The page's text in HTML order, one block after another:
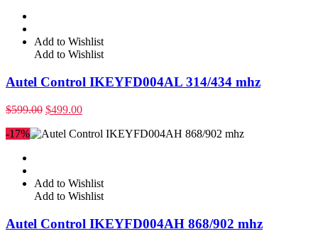
Add to Wishlist
Add to Wishlist
Autel Control IKEYFD004AL 314/434 mhz
$599.00 $499.00
-17%
Add to Wishlist
Add to Wishlist
Autel Control IKEYFD004AH 868/902 mhz